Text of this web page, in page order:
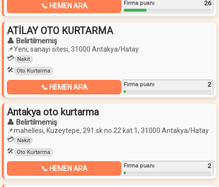
📞 HEMEN ARA Firma puanı 26
ATİLAY OTO KURTARMA
👤 Belirtilmemiş
📌Yeni, sanayi sitesi, 31000 Antakya/Hatay
💳 Nakit
🛠️ Oto Kurtarma
📞 HEMEN ARA Firma puanı 2
Antakya oto kurtarma
👤 Belirtilmemiş
📌mahellesi, Kuzeytepe, 291.sk no.22 kat.1, 31000 Antakya/Hatay
💳 Nakit
🛠️ Oto Kurtarma
📞 HEMEN ARA Firma puanı 2